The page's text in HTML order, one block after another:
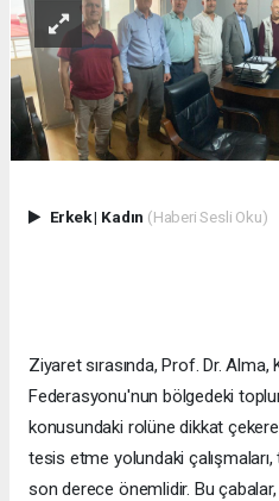
Erkek| Kadın (Haberi Sesli Oku)
Ziyaret sırasında, Prof. Dr.
Federasyonu'nun bölgedeki
konusundaki rolüne dikkat
tesis etme yolundaki
son derece önemlidir. Bu